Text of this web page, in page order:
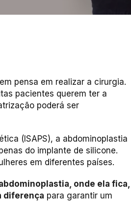
pensa em realizar a cirurgia.
pacientes querem ter a
poderá ser
(ISAPS), a abdominoplastia
do implante de silicone.
em diferentes países.
onde ela fica,
diferença para garantir um